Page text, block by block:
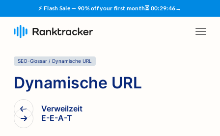
⚡ Flash Sale — 90% off your first month⏳ 00:29:45→
SEO-Glossar / Dynamische URL
Dynamische URL
Verweilzeit
E-E-A-T